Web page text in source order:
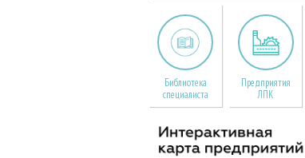
Библиотека
специалиста
Предприятия
ЛПК